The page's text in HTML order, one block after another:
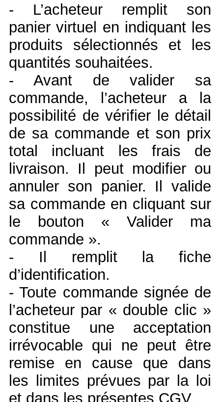
- L’acheteur remplit son
panier virtuel en indiquant les
produits sélectionnés et les
quantités souhaitées.
- Avant de valider sa
commande, l’acheteur a la
possibilité de vérifier le détail
de sa commande et son prix
total incluant les frais de
livraison. Il peut modifier ou
annuler son panier. Il valide
sa commande en cliquant sur
le bouton « Valider ma
commande ».
- Il remplit la fiche
d’identification.
- Toute commande signée de
l’acheteur par « double clic »
constitue une acceptation
irrévocable qui ne peut être
remise en cause que dans
les limites prévues par la loi
et dans les présentes CGV.